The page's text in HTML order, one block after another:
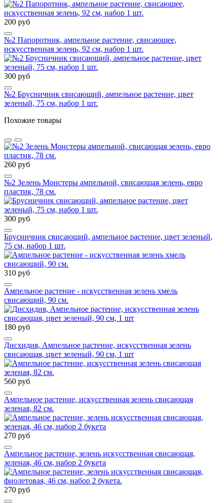
200 руб
№2 Папоротник, ампельное растение, свисающее,
искусственная зелень, 92 см, набор 1 шт.
300 руб
№2 Брусничник свисающий, ампельное растение, цвет
зеленый, 75 см, набор 1 шт.
Похожие товары
260 руб
№2 Зелень Монстеры ампельной, свисающая зелень, евро
пластик, 78 см.
300 руб
Брусничник свисающий, ампельное растение, цвет зеленый,
75 см, набор 1 шт.
310 руб
Ампельное растение - искусственная зелень хмель
свисающий, 90 см.
180 руб
Дисхидия, Ампельное растение, искусственная зелень
свисающая, цвет зеленый, 90 см, 1 шт
560 руб
Ампельное растение, искусственная зелень свисающая
зеленая, 82 см.
270 руб
Ампельное растение, зелень искусственная свисающая,
зеленая, 46 см, набор 2 букета
270 руб